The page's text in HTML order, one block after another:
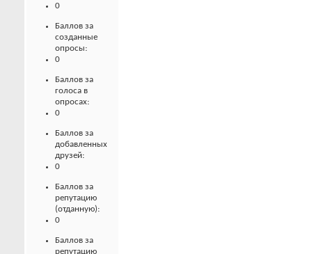
0
Баллов за
созданные
опросы:
0
Баллов за
голоса в
опросах:
0
Баллов за
добавленных
друзей:
0
Баллов за
репутацию
(отданную):
0
Баллов за
репутацию